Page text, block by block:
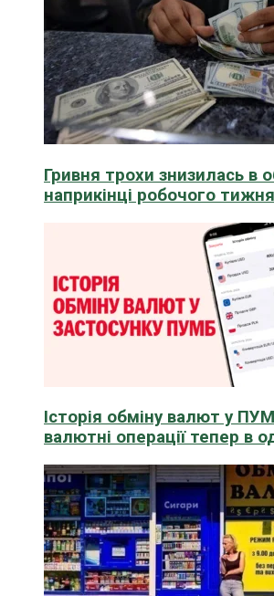
Гривня трохи знизилась в
наприкінці робочого тижня
Історія обміну валют у
валютні операції тепер в